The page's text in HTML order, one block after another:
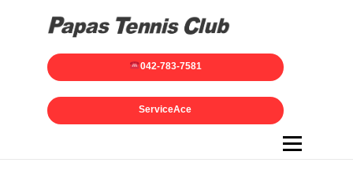
042-783-7581
ServiceAce
メニュー